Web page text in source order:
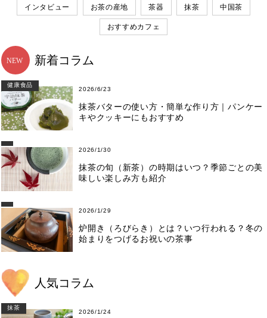
インタビュー お茶の産地 茶器 抹茶 中国茶
おすすめカフェ
新着コラム
健康食品
2026/6/23
抹茶バターの使い方・簡単な作り方｜パンケー
キやクッキーにもおすすめ
2026/1/30
抹茶の旬（新茶）の時期はいつ？季節ごとの美
味しい楽しみ方も紹介
2026/1/29
炉開き（ろびらき）とは？いつ行われる？冬の
始まりをつげるお祝いの茶事
人気コラム
抹茶
2026/1/24